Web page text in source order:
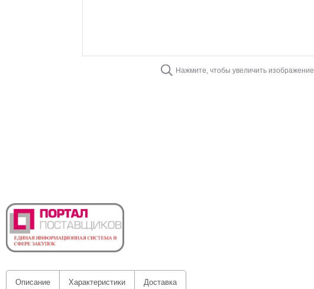
Нажмите, чтобы увеличить изображение
Описание Характеристики Доставка